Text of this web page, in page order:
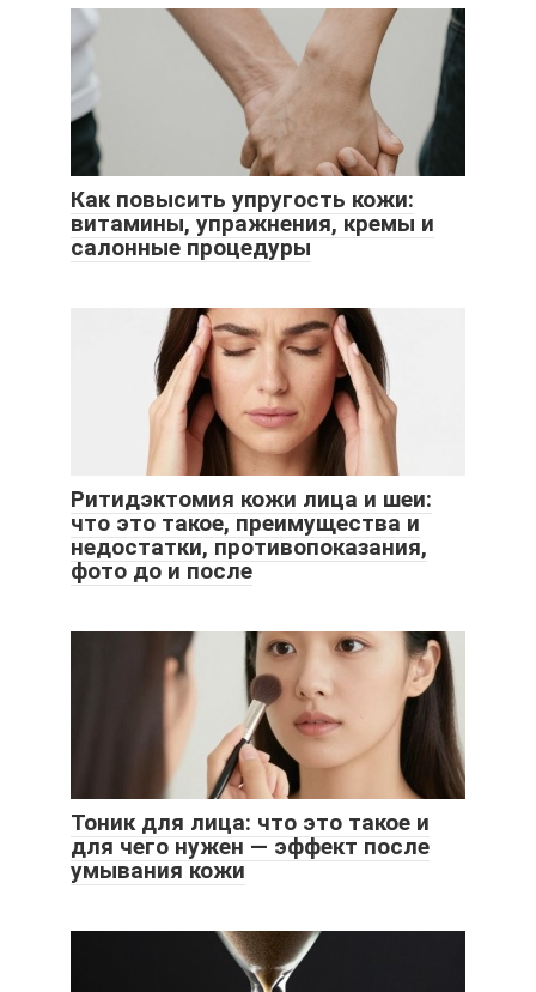
Как повысить упругость кожи:
витамины, упражнения, кремы и
салонные процедуры
Ритидэктомия кожи лица и шеи:
что это такое, преимущества и
недостатки, противопоказания,
фото до и после
Тоник для лица: что это такое и
для чего нужен — эффект после
умывания кожи